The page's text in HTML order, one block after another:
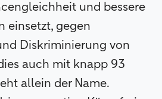
und bessere
einsetzt, gegen
Diskriminierung von
auch mit knapp 93
allein der Name.